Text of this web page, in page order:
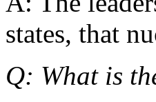
states, that
Q: What is